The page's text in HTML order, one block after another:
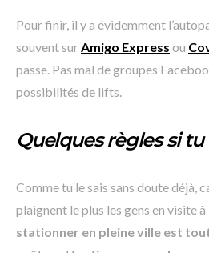
Pour finir, il y a évidemment
souvent surAmigo Express ou
passe. Pas mal de groupes
possibilités de lifts.
Quelques règles si tu
Comme tu le sais sans doute déjà,
plaignent le plus les gens en visite
stationner en pleine ville est